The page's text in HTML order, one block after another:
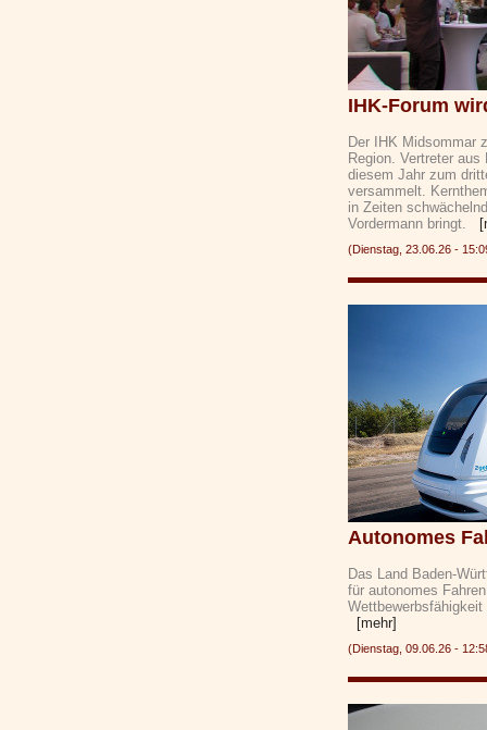
IHK-Forum
Der IHK Midsommar
Region. Vertreter
diesem Jahr zum
versammelt.
in Zeiten
Vordermann bringt.
(Dienstag, 23.06.26 -
Autonomes
Das Land Baden-
für autonomes
[mehr]
(Dienstag, 09.06.26 -